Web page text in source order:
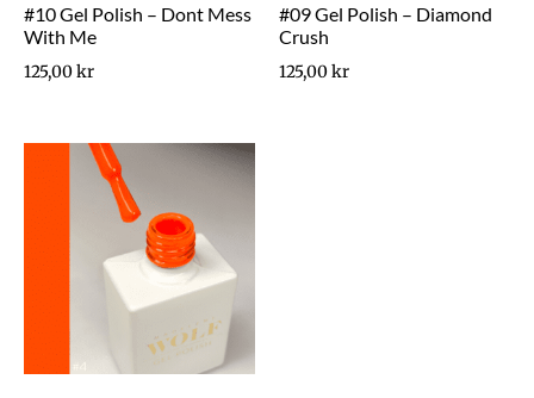
#10 Gel Polish – Dont Mess
With Me
125,00kr
#09 Gel Polish – Diamond
Crush
125,00kr